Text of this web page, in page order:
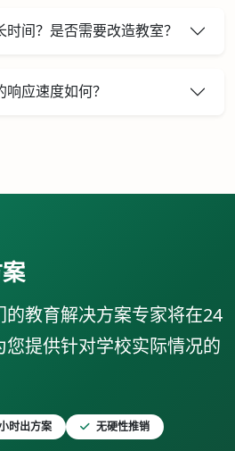
间？是否需要改造教室？
应速度如何？
教育解决方案专家将在24
提供针对学校实际情况的
时出方案 无硬性推销